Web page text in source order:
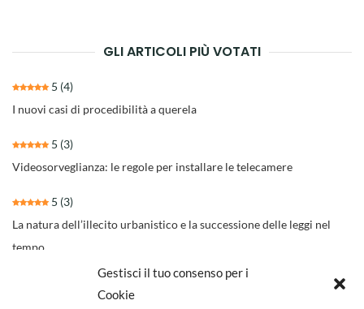
Gestisci il tuo consenso per i
Cookie
GLI ARTICOLI PIÙ VOTATI
5 (4)
I nuovi casi di procedibilità a querela
5 (3)
Videosorveglianza: le regole per installare le telecamere
5 (3)
La natura dell’illecito urbanistico e la successione delle leggi nel
tempo